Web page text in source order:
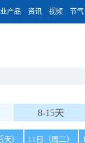
产品 资讯 视频 节气
8-15天
天） 11日（周二）